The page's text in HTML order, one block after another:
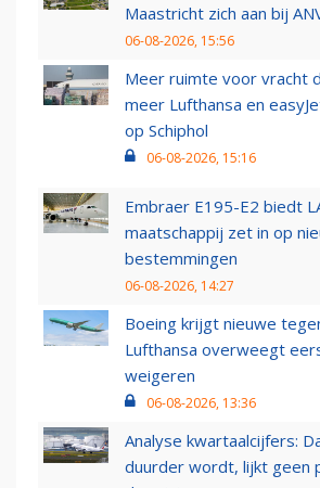
Maastricht zich aan bij
06-08-2026, 15:56
Meer ruimte voor vracht
meer Lufthansa en
op Schiphol
06-08-2026, 15:16
Embraer E195-E2 biedt
maatschappij zet in op
bestemmingen
06-08-2026, 14:27
Boeing krijgt nieuwe
Lufthansa overweegt
weigeren
06-08-2026, 13:36
Analyse kwartaalcijfers:
duurder wordt, lijkt geen